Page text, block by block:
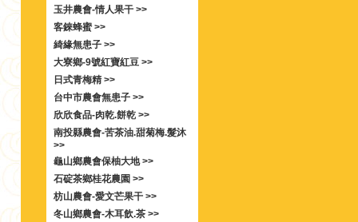
玉井農會-情人果干 >>
客錸蜂蜜 >>
綺緣無患子 >>
大寮鄉-9號紅寶紅豆 >>
日式青梅精 >>
台中市農會無患子 >>
欣欣食品-肉乾.餅乾 >>
南投縣農會-苦茶油.甜菊梅.髮沐
>>
龜山鄉農會保柚大地 >>
石碇茶鄉桂花農園 >>
枋山農會-愛文芒果干 >>
冬山鄉農會-木耳飲.茶 >>